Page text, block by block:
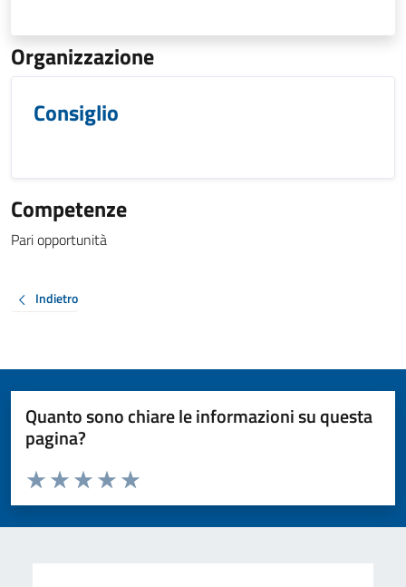
Organizzazione
Consiglio
Competenze
Pari opportunità
Indietro
Quanto sono chiare le informazioni su questa
pagina?
Valuta da 1 a 5 stelle la pagina
Valuta 5 stelle su 5
Valuta 4 stelle su 5
Valuta 3 stelle su 5
Valuta 2 stelle su 5
Valuta 1 stelle su 5